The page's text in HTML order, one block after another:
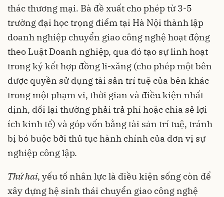
thác thương mại. Bà đề xuất cho phép từ 3-5
trường đại học trọng điểm tại Hà Nội thành lập
doanh nghiệp chuyển giao công nghệ hoạt động
theo Luật Doanh nghiệp, qua đó tạo sự linh hoạt
trong ký kết hợp đồng li-xăng (cho phép một bên
được quyền sử dụng tài sản trí tuệ của bên khác
trong một phạm vi, thời gian và điều kiện nhất
định, đổi lại thường phải trả phí hoặc chia sẻ lợi
ích kinh tế) và góp vốn bằng tài sản trí tuệ, tránh
bị bó buộc bởi thủ tục hành chính của đơn vị sự
nghiệp công lập.
Thứhai, yếu tố nhân lực là điều kiện sống còn để
xây dựng hệ sinh thái chuyển giao công nghệ